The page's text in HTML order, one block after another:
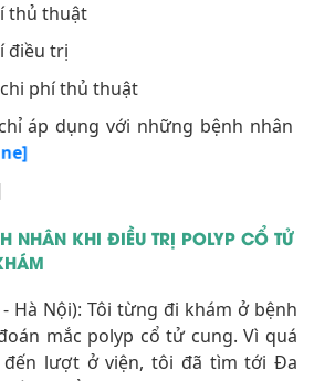
thủ thuật
điều trị
chi phí thủ thuật
áp dụng với những bệnh nhân
NHÂN KHI ĐIỀU TRỊ POLYP CỔ TỬ
- Hà Nội): Tôi từng đi khám ở bệnh
mắc polyp cổ tử cung. Vì quá
đến lượt ở viện, tôi đã tìm tới Đa